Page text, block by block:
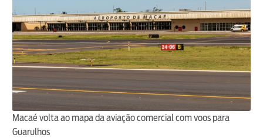
Macaé volta ao mapa da aviação comercial com voos para
Guarulhos